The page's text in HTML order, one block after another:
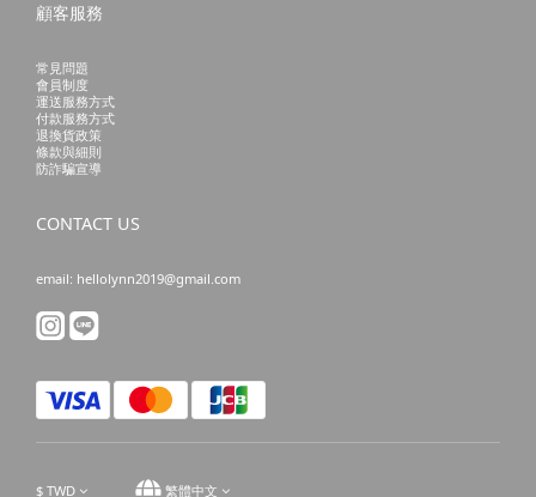
顧客服務
常見問題
會員制度
運送服務方式
付款服務方式
退換貨政策
條款與細則
防詐騙宣導
CONTACT US
email: hellolynn2019@gmail.com
$ TWD 繁體中文